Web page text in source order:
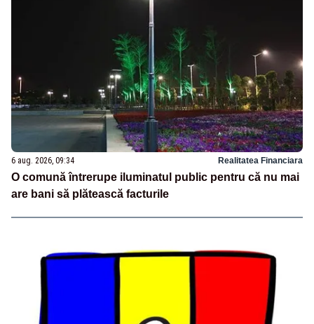
6 aug. 2026, 09:34 Realitatea Financiara
O comună întrerupe iluminatul public pentru că nu mai
are bani să plătească facturile